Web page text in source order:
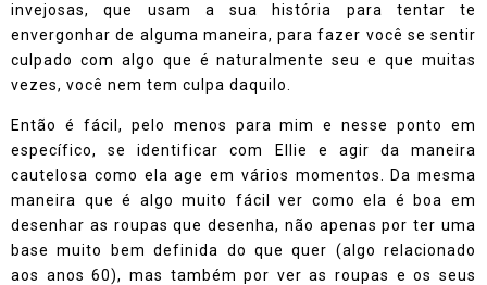
invejosas, que usam a sua história para tentar te
envergonhar de alguma maneira, para fazer você se sentir
culpado com algo que é naturalmente seu e que muitas
vezes, você nem tem culpa daquilo.
Então é fácil, pelo menos para mim e nesse ponto em
específico, se identificar com Ellie e agir da maneira
cautelosa como ela age em vários momentos. Da mesma
maneira que é algo muito fácil ver como ela é boa em
desenhar as roupas que desenha, não apenas por ter uma
base muito bem definida do que quer (algo relacionado
aos anos 60), mas também por ver as roupas e os seus